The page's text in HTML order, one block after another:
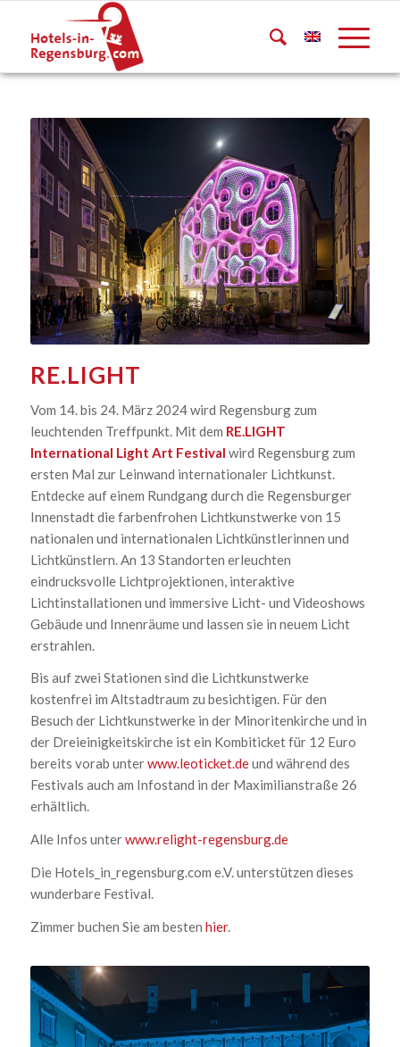
RE.LIGHT
Vom 14. bis 24. März 2024 wird Regensburg zum
leuchtenden Treffpunkt. Mit dem RE.LIGHT
International Light Art Festival wird Regensburg zum
ersten Mal zur Leinwand internationaler Lichtkunst.
Entdecke auf einem Rundgang durch die Regensburger
Innenstadt die farbenfrohen Lichtkunstwerke von 15
nationalen und internationalen Lichtkünstlerinnen und
Lichtkünstlern. An 13 Standorten erleuchten
eindrucksvolle Lichtprojektionen, interaktive
Lichtinstallationen und immersive Licht- und Videoshows
Gebäude und Innenräume und lassen sie in neuem Licht
erstrahlen.
Bis auf zwei Stationen sind die Lichtkunstwerke
kostenfrei im Altstadtraum zu besichtigen. Für den
Besuch der Lichtkunstwerke in der Minoritenkirche und in
der Dreieinigkeitskirche ist ein Kombiticket für 12 Euro
bereits vorab unterwww.leoticket.deund während des
Festivals auch am Infostand in der Maximilianstraße 26
erhältlich.
Alle Infos unterwww.relight-regensburg.de
Die Hotels_in_regensburg.com e.V. unterstützen dieses
wunderbare Festival.
Zimmer buchen Sie am besten hier.